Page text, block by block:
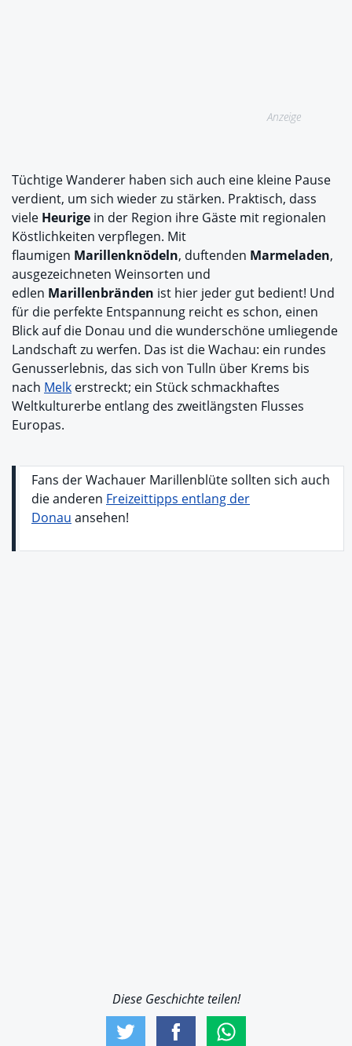
Anzeige
Tüchtige Wanderer haben sich auch eine kleine Pause
verdient, um sich wieder zu stärken. Praktisch, dass
viele Heurige in der Region ihre Gäste mit regionalen
Köstlichkeiten verpflegen. Mit
flaumigen Marillenknödeln, duftenden Marmeladen,
ausgezeichneten Weinsorten und
edlen Marillenbränden ist hier jeder gut bedient! Und
für die perfekte Entspannung reicht es schon, einen
Blick auf die Donau und die wunderschöne umliegende
Landschaft zu werfen. Das ist die Wachau: ein rundes
Genusserlebnis, das sich von Tulln über Krems bis
nach Melk erstreckt; ein Stück schmackhaftes
Weltkulturerbe entlang des zweitlängsten Flusses
Europas.
Fans der Wachauer Marillenblüte sollten sich auch
die anderen Freizeittipps entlang der
Donau ansehen!
Diese Geschichte teilen!